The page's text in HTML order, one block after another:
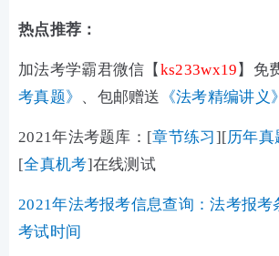
热点推荐：
加法考学霸君微信【 ks233wx19 】免
考真题》 、包邮赠送 《法考精编讲义
2021年法考题库：[章节练习][历年真
[全真机考]在线测试
2021年法考报考信息查询：法考报考
考试时间